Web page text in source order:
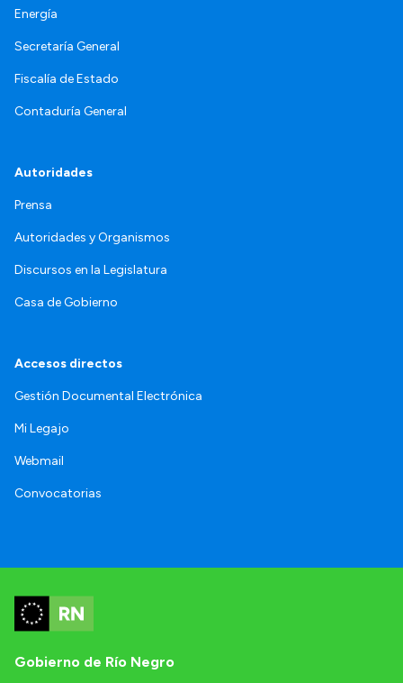
Energía
Secretaría General
Fiscalía de Estado
Contaduría General
Autoridades
Prensa
Autoridades y Organismos
Discursos en la Legislatura
Casa de Gobierno
Accesos directos
Gestión Documental Electrónica
Mi Legajo
Webmail
Convocatorias
Gobierno de Río Negro